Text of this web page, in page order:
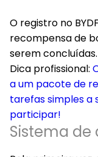
O registro no
recompensa de
serem
Dica profissional:
a um pacote de
tarefas simples a
participar!
Sistema de